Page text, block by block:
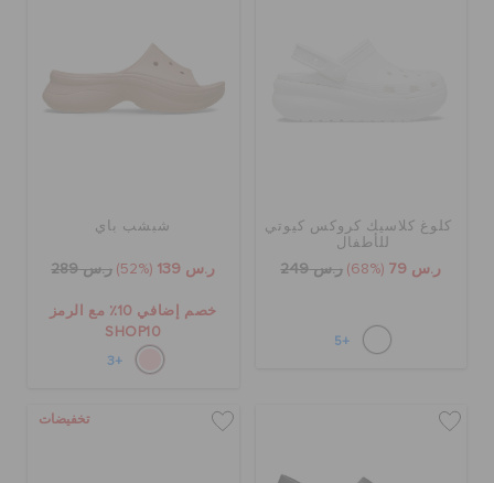
كلوغ كلاسيك كروكس كيوتي
للأطفال
ر.س 79 (68%) ر.س 249
+5
شبشب باي
ر.س 139 (52%) ر.س 289
خصم إضافي 10٪ مع الرمز
SHOP10
+3
تخفيضات